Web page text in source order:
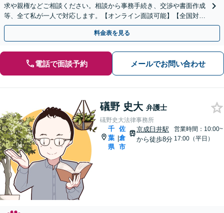
求や親権などご相談ください。相談から事務手続き、交渉や書面作成
等、全て私が一人で対応します。【オンライン面談可能】【全国対
応】
料金表を見る
電話で面談予約 メールでお問い合わせ
礒野 史大 弁護士
礒野史大法律事務所
千
葉
県
|
佐
倉
市
京成臼井駅
から徒歩8分
営業時間：10:00~
17:00（平日）